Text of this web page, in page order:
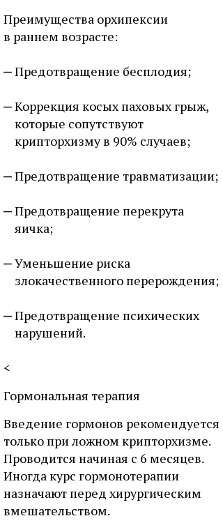
Преимущества орхипексии
в раннем возрасте:
Предотвращение бесплодия;
Коррекция косых паховых грыж,
которые сопутствуют
крипторхизму в 90% случаев;
Предотвращение травматизации;
Предотвращение перекрута
яичка;
Уменьшение риска
злокачественного перерождения;
Предотвращение психических
нарушений.
<
Гормональная терапия
Введение гормонов рекомендуется
только при ложном крипторхизме.
Проводится начиная с 6 месяцев.
Иногда курс гормонотерапии
назначают перед хирургическим
вмешательством.